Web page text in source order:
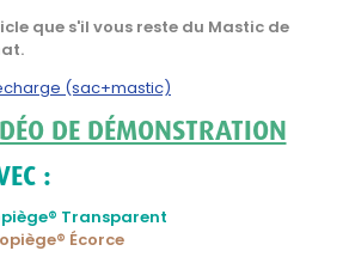
que s'il vous reste du Mastic de
(sac+mastic)
DE DÉMONSTRATION
:
Transparent
Écorce